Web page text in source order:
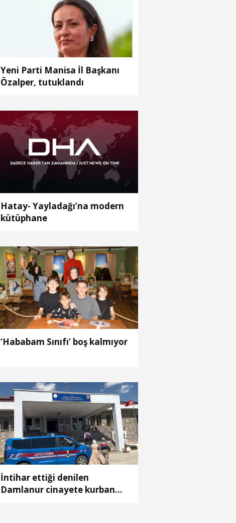
Yeni Parti Manisa İl Başkanı
Özalper, tutuklandı
Hatay- Yayladağı’na modern
kütüphane
‘Hababam Sınıfı’ boş kalmıyor
İntihar ettiği denilen
Damlanur cinayete kurban